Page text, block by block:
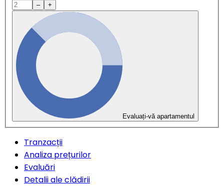
– +
Evaluați-vă apartamentul
Tranzacții
Analiza prețurilor
Evaluări
Detalii ale clădirii